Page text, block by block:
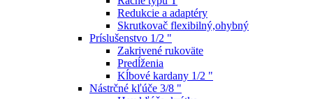
Redukcie a adaptéry
Skrutkovač flexibilný,ohybný
Príslušenstvo 1/2 "
Zakrivené rukoväte
Predĺženia
Kĺbové kardany 1/2 "
Nástrčné kľúče 3/8 "